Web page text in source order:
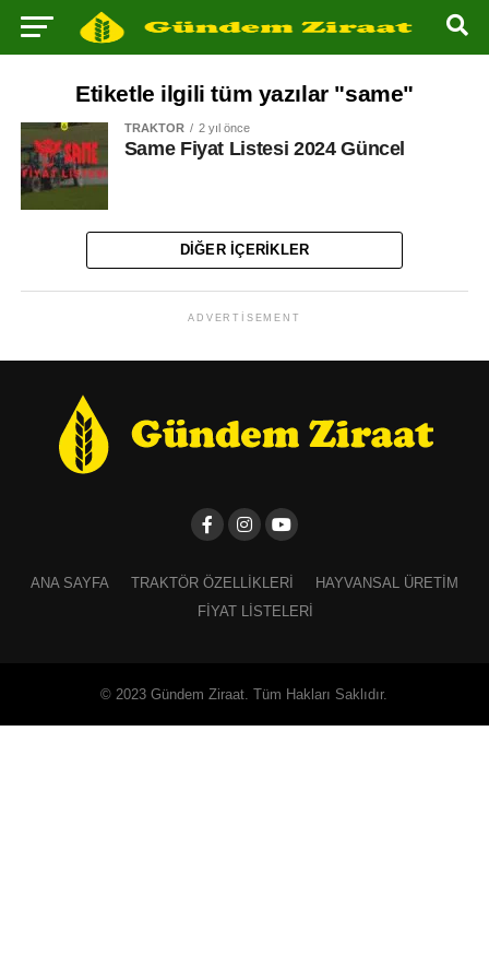
Etiketle ilgili tüm yazılar "same"
TRAKTÖR 2 yıl önce
Same Fiyat Listesi 2024 Güncel
DIĞER İÇERIKLER
ADVERTISEMENT
ANA SAYFA TRAKTÖR ÖZELLIKLERI
HAYVANSAL ÜRETIM
FIYAT LISTELERI
© 2023 Gündem Ziraat. Tüm Hakları Saklıdır.